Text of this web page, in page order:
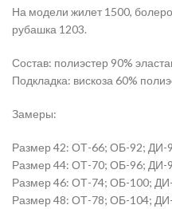
На модели жилет 1500,
рубашка 1203.
Состав: полиэстер 90%
Подкладка: вискоза 60%
Замеры:
Размер 42: ОТ-66; ОБ-92; ДИ-
Размер 44: ОТ-70; ОБ-96; ДИ-
Размер 46: ОТ-74; ОБ-100;
Размер 48: ОТ-78; ОБ-104;